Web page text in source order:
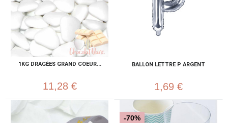
1KG DRAGÉES GRAND COEUR...
11,28 €
BALLON LETTRE P ARGENT
1,69 €
-70%